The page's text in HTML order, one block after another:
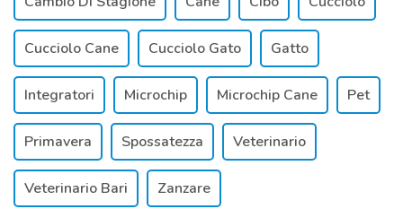
Cucciolo Cane Cucciolo Gato Gatto
Integratori Microchip Microchip Cane Pet
Primavera Spossatezza Veterinario
Veterinario Bari Zanzare